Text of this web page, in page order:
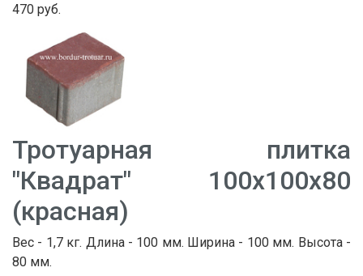
470 руб.
Тротуарная плитка
"Квадрат" 100х100х80
(красная)
Вес - 1,7 кг. Длина - 100 мм. Ширина - 100 мм. Высота -
80 мм.